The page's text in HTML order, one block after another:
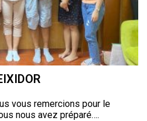
vous remercions pour le
nous avez préparé….